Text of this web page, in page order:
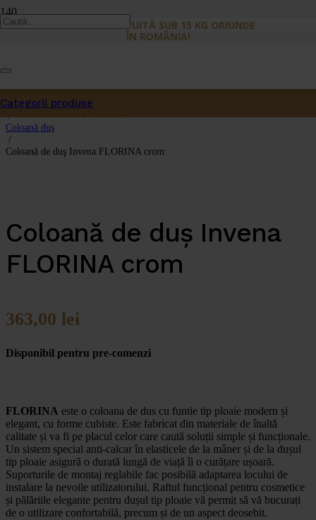
LIVRARE GRATUITĂ SUB 15 KG ORIUNDE
ÎN ROMÂNIA!
Produsa fost adăugat în coș.
Categorii produse
/
Dus
/
Coloană duş
/
Coloană de duş Invena FLORINA crom
Coloană de duş Invena
FLORINA crom
363,00 lei
Disponibil pentru pre-comenzi
FLORINA este o coloana de dus cu funtie tip ploaie modern și
elegant, cu forme cubiste. Este fabricat din materiale de înaltă
calitate și va fi pe placul celor care caută soluții simple și funcționale.
Un sistem special anti-calcar în elasticele de la mâner și de la dușul
tip ploaie asigură o durată lungă de viață îi o curățare ușoară.
Suporturile de montaj reglabile fac posibilă adaptarea locului de
instalare la nevoile utilizatorului. Raftul funcțional pentru cosmetice
și pălăriile elegante pentru dușul tip ploaie vă permit să vă bucurați
de o utilizare confortabilă, precum și de un aspect deosebit.